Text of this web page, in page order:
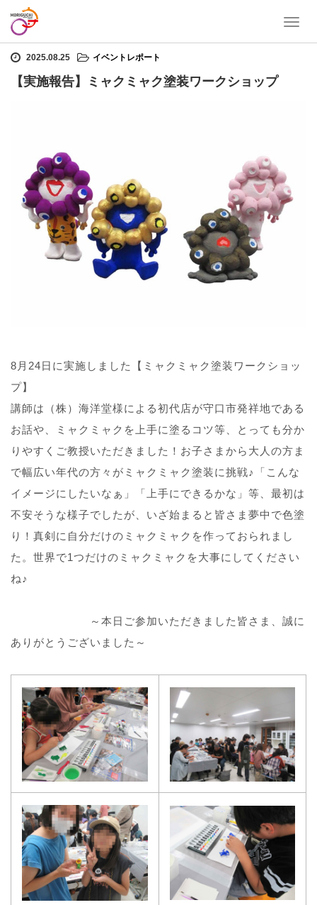
T
t
ホーム
2025.08.25 イベントレポート
【実施報告】ミャクミャク塗装ワークショップ
8月24日に実施しました【ミャクミャク塗装ワークショッ
プ】
講師は（株）海洋堂様による初代店が守口市発祥地である
お話や、ミャクミャクを上手に塗るコツ等、とっても分か
りやすくご教授いただきました！お子さまから大人の方ま
で幅広い年代の方々がミャクミャク塗装に挑戦♪「こんな
イメージにしたいなぁ」「上手にできるかな」等、最初は
不安そうな様子でしたが、いざ始まると皆さま夢中で色塗
り！真剣に自分だけのミャクミャクを作っておられまし
た。世界で1つだけのミャクミャクを大事にしてください
ね♪
～本日ご参加いただきました皆さま、誠に
ありがとうございました～